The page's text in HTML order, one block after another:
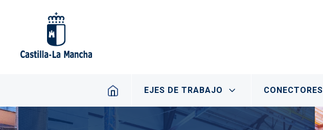
Navegación principal
EJES DE TRABAJO CONECTORES